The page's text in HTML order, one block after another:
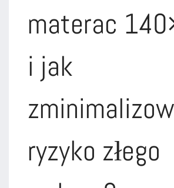
materac
i jak
ryzyko złego